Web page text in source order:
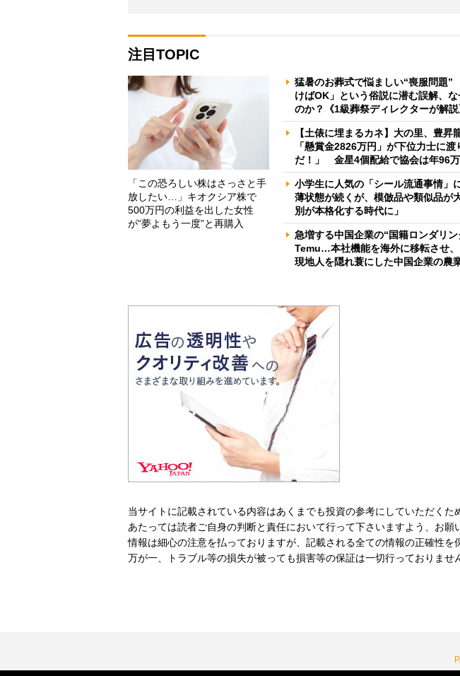
注目TOPIC
「この恐ろしい株はさっさと手
放したい…」キオクシア株で
500万円の利益を出した女性
が“夢よもう一度”と再購入
猛暑のお葬式で悩ましい“喪服問題
けばOK」という俗説に潜む誤解、
のか？《1級葬祭ディレクターが解説
【土俵に埋まるカネ】大の里、豊
「懸賞金2826万円」が下位力士に
だ！」 金星4個配給で協会は年96
小学生に人気の「シール流通事情
薄状態が続くが、模倣品や類似品
別が本格化する時代に」
急増する中国企業の“国籍ロンダリ
Temu…本社機能を海外に移転させ
現地人を隠れ蓑にした中国企業の農
当サイトに記載されている内容はあくまでも投資の参考にしていただくた
あたっては読者ご自身の判断と責任において行って下さいますよう、お願
情報は細心の注意を払っておりますが、記載される全ての情報の正確性を
万が一、トラブル等の損失が被っても損害等の保証は一切行っておりませ